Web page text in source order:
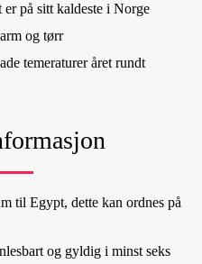
på sitt kaldeste i Norge
og tørr
temeraturer året rundt
til Egypt, dette kan ordnes på
og gyldig i minst seks